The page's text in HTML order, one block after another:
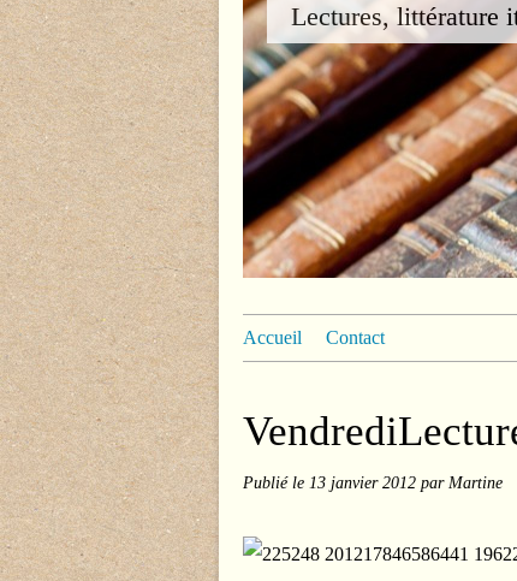
Lectures, littérature
Accueil Contact
Publié le 13 janvier 2012 par Martine